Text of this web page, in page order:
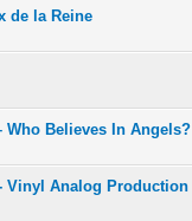
de la Reine
Believes In
Vinyl Analog